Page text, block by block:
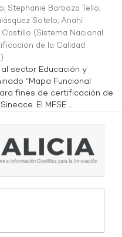
; Stephanie Barboza Tello;
Sotelo; Anahí
(Sistema Nacional
de la Calidad
)
sector Educación y
“Mapa Funcional
fines de certificación de
El MFSE ...